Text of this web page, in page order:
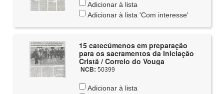
Adicionar à lista
Adicionar à lista 'Com interesse'
15 catecúmenos em preparação
para os sacramentos da Iniciação
Cristã / Correio do Vouga
NCB: 50399
Adicionar à lista